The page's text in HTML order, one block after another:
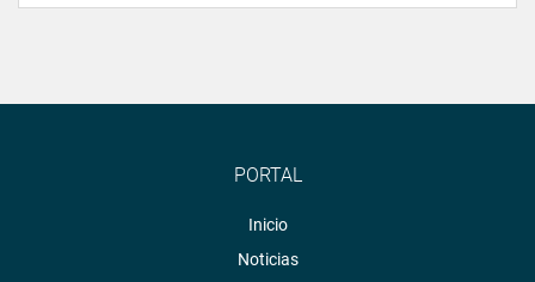
PORTAL
Inicio
Noticias